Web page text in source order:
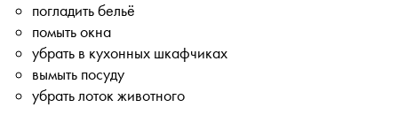
погладить бельё
помыть окна
убрать в кухонных шкафчиках
вымыть посуду
убрать лоток животного